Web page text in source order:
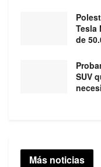
Tesla
de
SUV
Más noticias